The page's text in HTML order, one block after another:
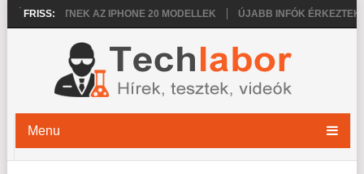
FRISS:AZ IPHONE 20 MODELLEK ÚJABB INFÓK ÉRKEZTEK AZ
Menu